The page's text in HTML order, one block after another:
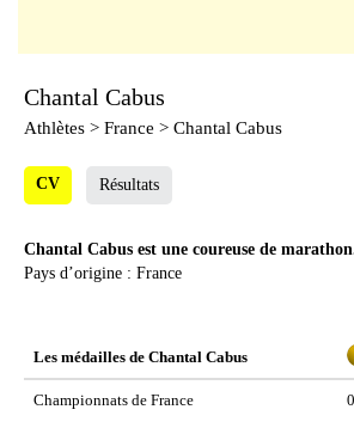
Chantal Cabus
Athlètes > France > Chantal Cabus
CV Résultats
Chantal Cabus est une coureuse de
Pays d’origine : France
Les médailles de Chantal Cabus
Championnats de France 0